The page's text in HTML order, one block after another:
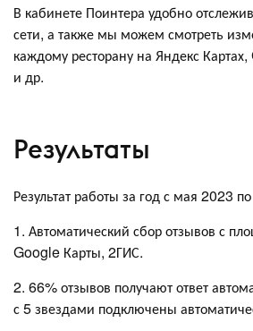
В кабинете Поинтера удобно
сети, а также мы можем смотреть
каждому ресторану на Яндекс
и др.
Результаты
Результат работы за год с мая 2023
1. Автоматический сбор отзывов с
Google Карты, 2ГИС.
2. 66% отзывов получают ответ
с 5 звездами подключены